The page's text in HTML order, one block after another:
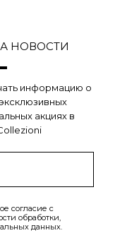
согласие с
обработки,
данных.
НОВОСТИ
информацию о
акциях в